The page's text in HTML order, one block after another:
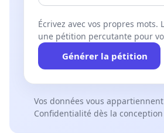
Écrivez avec vos propres mots.
une pétition percutante pour
Générer la pétition
Vos données vous appartiennent
Confidentialité dès la conception